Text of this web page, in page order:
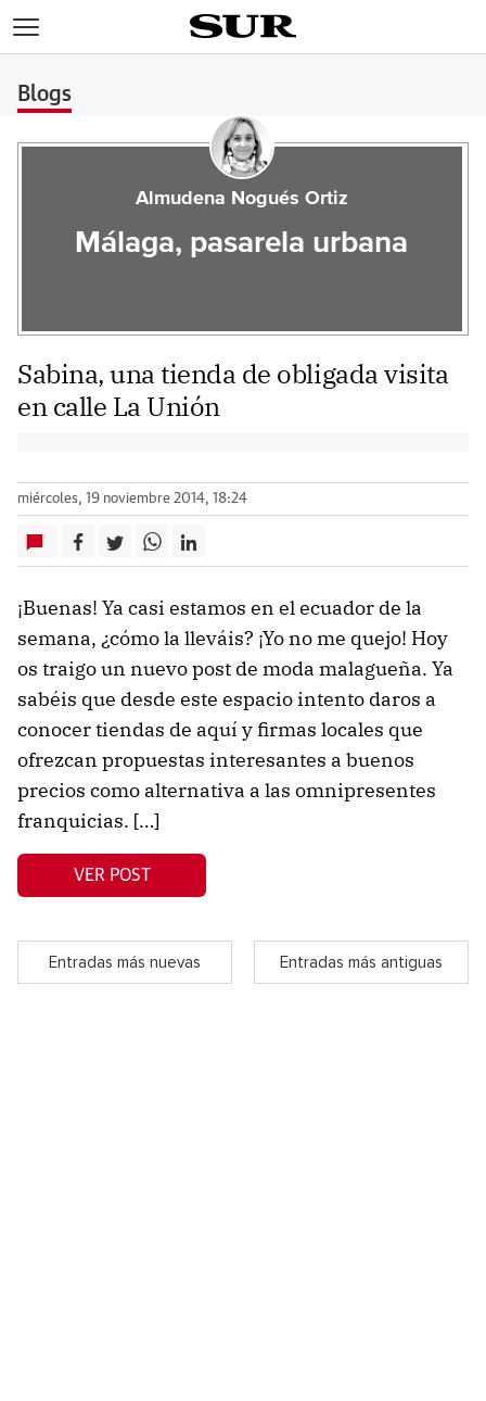
Blogs
Almudena Nogués Ortiz
Málaga, pasarela urbana
Sabina, una tienda de obligada visita
en calle La Unión
miércoles, 19 noviembre 2014, 18:24
¡Buenas! Ya casi estamos en el ecuador de la
semana, ¿cómo la lleváis? ¡Yo no me quejo! Hoy
os traigo un nuevo post de moda malagueña. Ya
sabéis que desde este espacio intento daros a
conocer tiendas de aquí y firmas locales que
ofrezcan propuestas interesantes a buenos
precios como alternativa a las omnipresentes
franquicias. […]
VER POST
Entradas más nuevas Entradas más antiguas